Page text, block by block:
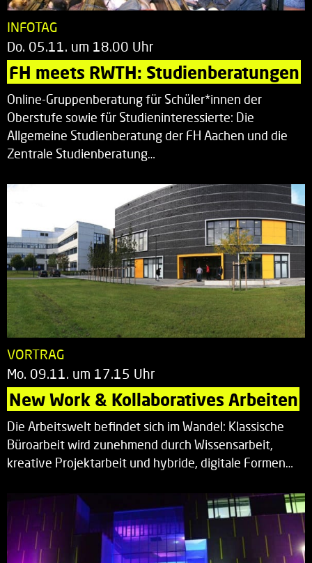
INFOTAG
Do. 05.11. um 18.00 Uhr
FH meets RWTH: Studienberatungen
Online-Gruppenberatung für Schüler*innen der
Oberstufe sowie für Studieninteressierte: Die
Allgemeine Studienberatung der FH Aachen und die
Zentrale Studienberatung…
VORTRAG
Mo. 09.11. um 17.15 Uhr
New Work & Kollaboratives Arbeiten
Die Arbeitswelt befindet sich im Wandel: Klassische
Büroarbeit wird zunehmend durch Wissensarbeit,
kreative Projektarbeit und hybride, digitale Formen…